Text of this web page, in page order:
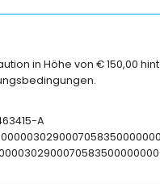
in Höhe von € 150,00
A